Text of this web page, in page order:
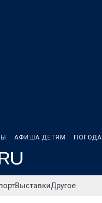
АФИША ДЕТЯМ ПОГОДА
ВыставкиДругое